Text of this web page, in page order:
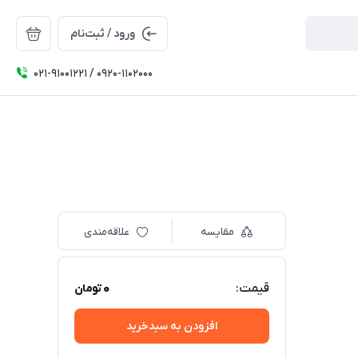
ورود / ثبت‌نام
۰۲۱-91001221 / 0920-1102000
مقایسه علاقه‌مندی
قیمت: 0تومان
افزودن به سبدخرید